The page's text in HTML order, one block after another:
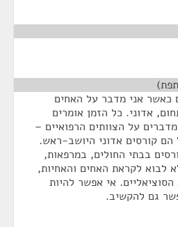
כאשר אני מדבר על האחים
אדוני. כל הזמן אומרים
על הצוותים הרפואיים –
הם קורסים אדוני היושב-ראש.
בבתי החולים, במרפאות,
לבוא לקראת האחים והאחיות,
אי אפשר להיות
גם להקשיב.